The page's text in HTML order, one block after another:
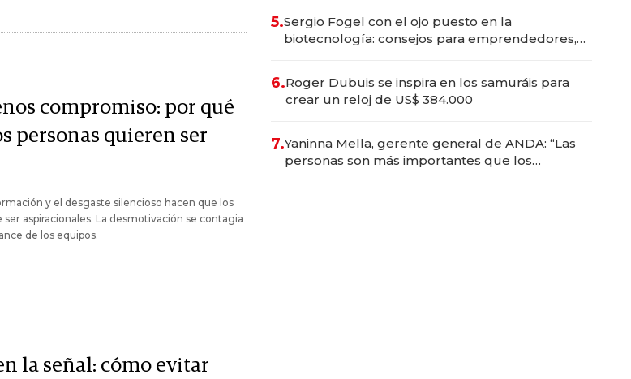
compromiso: por qué
personas quieren ser
y el desgaste silencioso hacen que los
aspiracionales. La desmotivación se contagia
de los equipos.
la señal: cómo evitar
5.Sergio Fogel con el ojo puesto en la
biotecnología: consejos para emprendedores,
6.Roger Dubuis se inspira en los samuráis para
crear un reloj de US$ 384.000
7.Yaninna Mella, gerente general de ANDA: “Las
personas son más importantes que los